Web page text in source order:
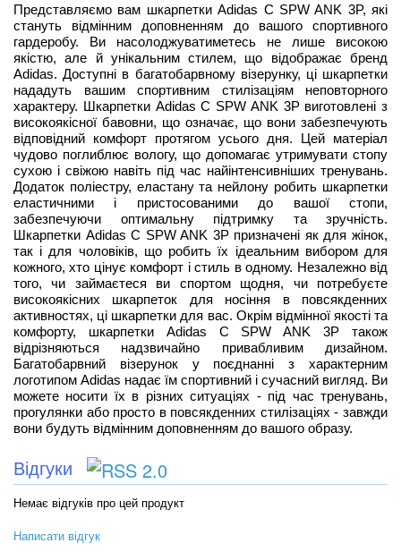
Представляємо вам шкарпетки Adidas C SPW ANK 3P, які
стануть відмінним доповненням до вашого спортивного
гардеробу. Ви насолоджуватиметесь не лише високою
якістю, але й унікальним стилем, що відображає бренд
Adidas. Доступні в багатобарвному візерунку, ці шкарпетки
нададуть вашим спортивним стилізаціям неповторного
характеру. Шкарпетки Adidas C SPW ANK 3P виготовлені з
високоякісної бавовни, що означає, що вони забезпечують
відповідний комфорт протягом усього дня. Цей матеріал
чудово поглиблює вологу, що допомагає утримувати стопу
сухою і свіжою навіть під час найінтенсивніших тренувань.
Додаток поліестру, еластану та нейлону робить шкарпетки
еластичними і пристосованими до вашої стопи,
забезпечуючи оптимальну підтримку та зручність.
Шкарпетки Adidas C SPW ANK 3P призначені як для жінок,
так і для чоловіків, що робить їх ідеальним вибором для
кожного, хто цінує комфорт і стиль в одному. Незалежно від
того, чи займаєтеся ви спортом щодня, чи потребуєте
високоякісних шкарпеток для носіння в повсякденних
активностях, ці шкарпетки для вас. Окрім відмінної якості та
комфорту, шкарпетки Adidas C SPW ANK 3P також
відрізняються надзвичайно привабливим дизайном.
Багатобарвний візерунок у поєднанні з характерним
логотипом Adidas надає їм спортивний і сучасний вигляд. Ви
можете носити їх в різних ситуаціях - під час тренувань,
прогулянки або просто в повсякденних стилізаціях - завжди
вони будуть відмінним доповненням до вашого образу.
Відгуки
Немає відгуків про цей продукт
Написати відгук